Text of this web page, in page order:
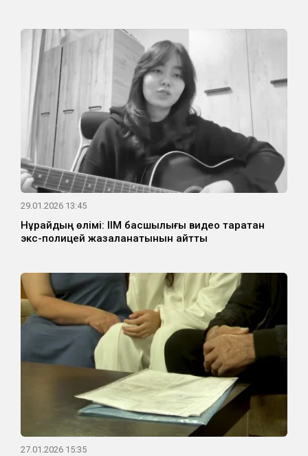
29.01.2026 13:45
Нұрайдың өлімі: ІІМ басшылығы видео таратқан
экс-полицей жазаланатынын айтты
27.01.2026 15:35